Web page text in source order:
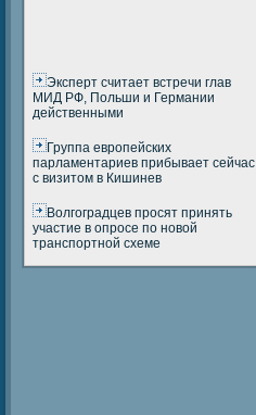
Эксперт считает встречи глав
МИД РФ, Польши и Германии
действенными
Группа европейских
парламентариев прибывает сейчас
с визитом в Кишинев
Волгоградцев просят принять
участие в опросе по новой
транспортной схеме